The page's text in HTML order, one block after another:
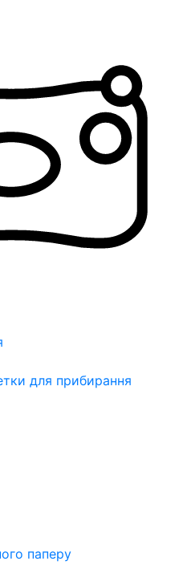
для прибирання
паперу